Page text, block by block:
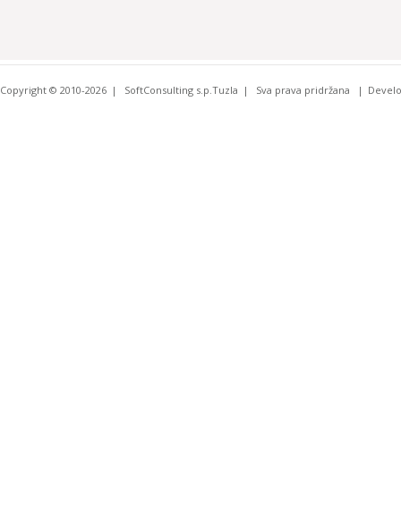
Copyright © 2010-2026 SoftConsulting s.p.Tuzla Sva prava pridržana